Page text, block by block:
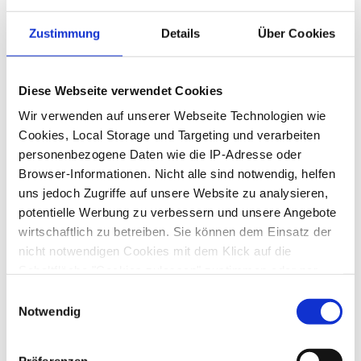
Zustimmung Details Über Cookies
Diese Webseite verwendet Cookies
Wir verwenden auf unserer Webseite Technologien wie
Cookies, Local Storage und Targeting und verarbeiten
personenbezogene Daten wie die IP-Adresse oder
Browser-Informationen. Nicht alle sind notwendig, helfen
uns jedoch Zugriffe auf unsere Website zu analysieren,
potentielle Werbung zu verbessern und unsere Angebote
wirtschaftlich zu betreiben. Sie können dem Einsatz der
nicht notwendigen Cookies mit dem Klick auf die
oder alle Cookies auswählen.
Die Einwilligung umfasst alle vorausgewählten, bzw. von
Notwendig